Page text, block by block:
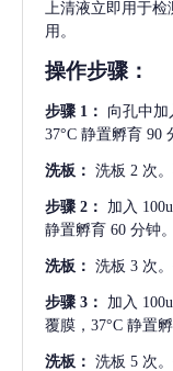
上清液立即用于
用。
操作步骤：
步骤 1： 向孔中加
37°C 静置孵育 90
洗板： 洗板 2 次
步骤 2： 加入
静置孵育 60 分钟。
洗板： 洗板 3 次
步骤 3： 加入
覆膜，37°C 静置
洗板： 洗板 5 次